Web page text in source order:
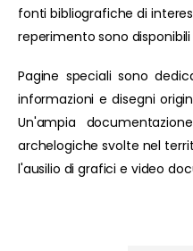
fonti bibliografiche di
reperimento sono
Pagine speciali sono
informazioni e disegni
Un'ampia
archelogiche svolte nel
l'ausilio di grafici e video